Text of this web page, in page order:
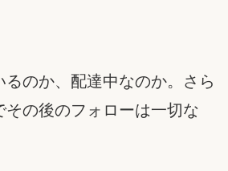
のか、配達中なのか。さら
の後のフォローは一切な